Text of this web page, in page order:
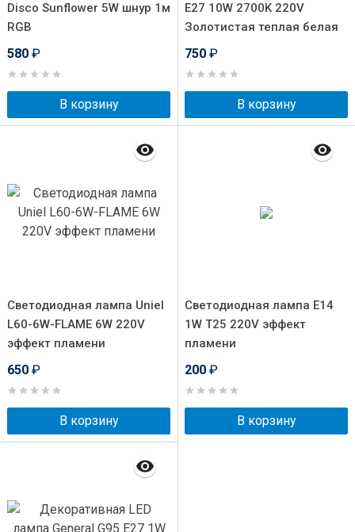
Disco Sunflower 5W шнур 1м
RGB
580 ₽
В корзину
E27 10W 2700K 220V
Золотистая теплая белая
750 ₽
В корзину
Светодиодная лампа Uniel
L60-6W-FLAME 6W 220V
эффект пламени
650 ₽
В корзину
Светодиодная лампа Е14
1W T25 220V эффект
пламени
200 ₽
В корзину